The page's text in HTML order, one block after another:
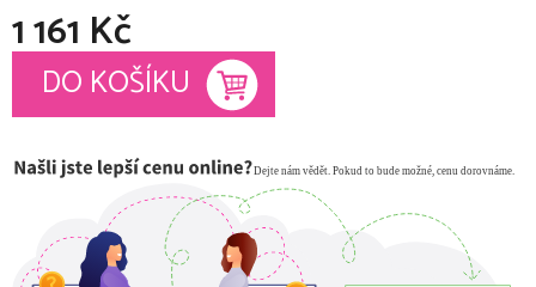
1 161 Kč
Měrná cena:
DO KOŠÍKU